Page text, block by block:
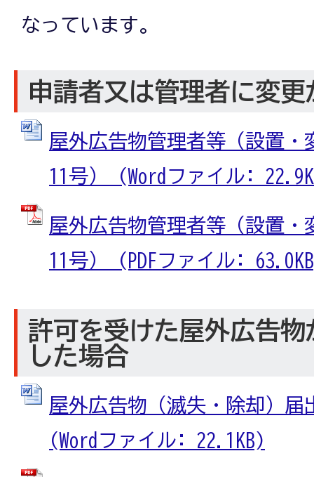
なっています。
申請者又は管理者に変
屋外広告物管理者等（設置・
11号） (Wordファイル:
屋外広告物管理者等（設置・
11号） (PDFファイル:
許可を受けた屋外広告
した場合
屋外広告物（滅失・除却）届
(Wordファイル: 22.1KB)